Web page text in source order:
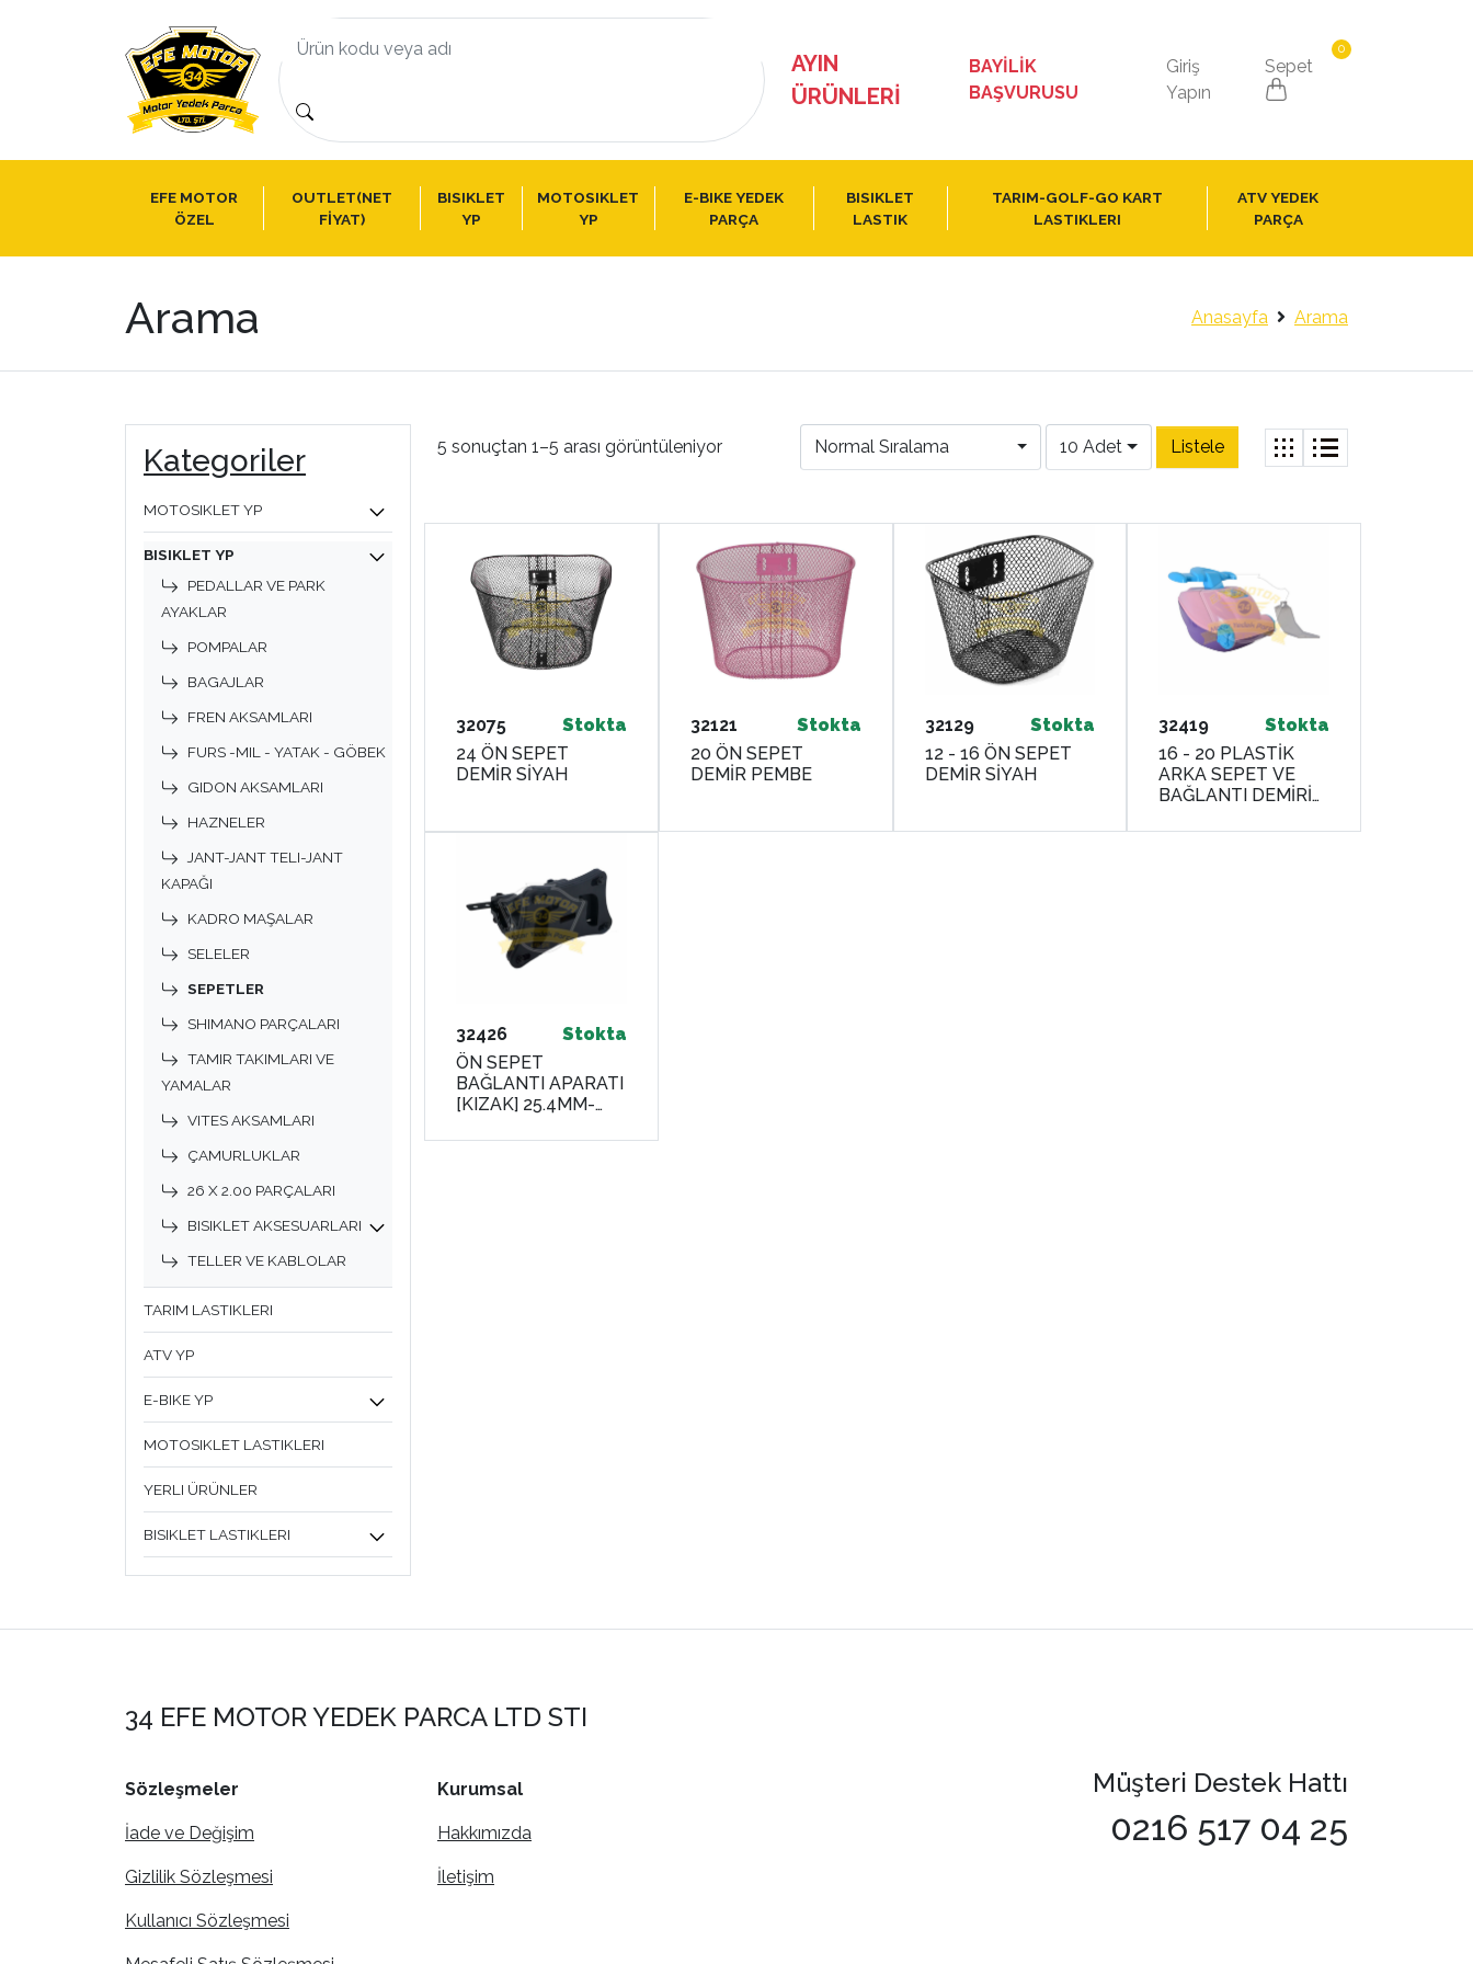
AYIN
ÜRÜNLERI
BAYİLİK
BAŞVURUSU
Giriş
Yapın
Sepet
0
EFE MOTOR
ÖZEL
OUTLET(NET
FİYAT)
BISIKLET
YP
MOTOSIKLET
YP
E-BIKE YEDEK
PARÇA
BISIKLET
LASTIK
TARIM-GOLF-GO KART
LASTIKLERI
ATV YEDEK
PARÇA
Arama Anasayfa Arama
Kategoriler
MOTOSIKLET YP
BISIKLET YP
PEDALLAR VE PARK
AYAKLAR
POMPALAR
BAGAJLAR
FREN AKSAMLARI
FURS -MIL - YATAK - GÖBEK
GIDON AKSAMLARI
HAZNELER
JANT-JANT TELI-JANT
KAPAĞI
KADRO MAŞALAR
SELELER
SEPETLER
SHIMANO PARÇALARI
TAMIR TAKIMLARI VE
YAMALAR
VITES AKSAMLARI
ÇAMURLUKLAR
26 X 2.00 PARÇALARI
BISIKLET AKSESUARLARI
TELLER VE KABLOLAR
TARIM LASTIKLERI
ATV YP
E-BIKE YP
MOTOSIKLET LASTIKLERI
YERLI ÜRÜNLER
BISIKLET LASTIKLERI
5 sonuçtan 1–5 arası görüntüleniyor Normal Sıralama 10 Adet
32075
Stokta
24 ÖN SEPET
DEMİR SİYAH
32121
Stokta
20 ÖN SEPET
DEMİR PEMBE
32129
Stokta
12 - 16 ÖN SEPET
DEMİR SİYAH
32419
Stokta
16 - 20 PLASTİK
ARKA SEPET VE
BAĞLANTI DEMİRİ
32426
Stokta
ÖN SEPET
BAĞLANTI APARATI
[KIZAK] 25.4MM-
34 EFE MOTOR YEDEK PARCA LTD STI
Sözleşmeler
İade ve Değişim
Gizlilik Sözleşmesi
Kullanıcı Sözleşmesi
Kurumsal
Hakkımızda
İletişim
Müşteri Destek Hattı
0216 517 04 25